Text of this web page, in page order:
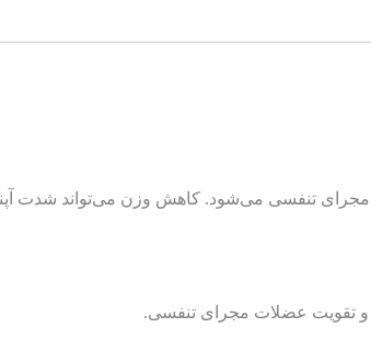
مجرای تنفسی می‌شود. کاهش وزن می‌تواند شدت
و تقویت عضلات مجرای تنفسی.